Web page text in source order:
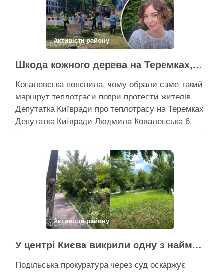
Активісти району
Шкода кожного дерева на Теремках, але тепло мають подати в 400 будинків – депутатка Київради
Ковалевська пояснила, чому обрали саме такий
маршрут теплотраси попри протести жителів.
Депутатка Київради про теплотрасу на Теремках
Депутатка Київради Людмила Ковалевська 6
серпня прокоментувала конфлікт навколо
на Теремках, заявивши, що розуміє обурення
жителів через вирубку дерев, але наполягає на
необхідності забезпечити теплом понад 400
будинків. …
Поділитися у соцмережах:
Активісти району
У центрі Києва викрили одну з наймасштабніших туалетних схем з фіктивним будинком
Подільська прокуратура через суд оскаржує